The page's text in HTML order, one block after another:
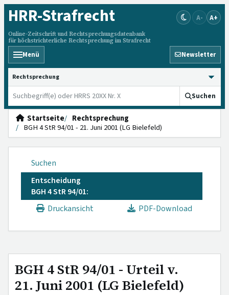
HRR-Strafrecht
Online-Zeitschrift und Rechtsprechungsdatenbank
für höchstrichterliche Rechtsprechung im Strafrecht
A- A+
Menü Newsletter
HRRS durchsuchen
Suchen
Startseite
Rechtsprechung
BGH 4 StR 94/01 - 21. Juni 2001 (LG Bielefeld)
Suchen
Entscheidung
BGH 4 StR 94/01:
Druckansicht
PDF-Download
BGH 4 StR 94/01 - Urteil v.
21. Juni 2001 (LG Bielefeld)